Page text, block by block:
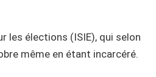
les élections (ISIE), qui selon
même en étant incarcéré.